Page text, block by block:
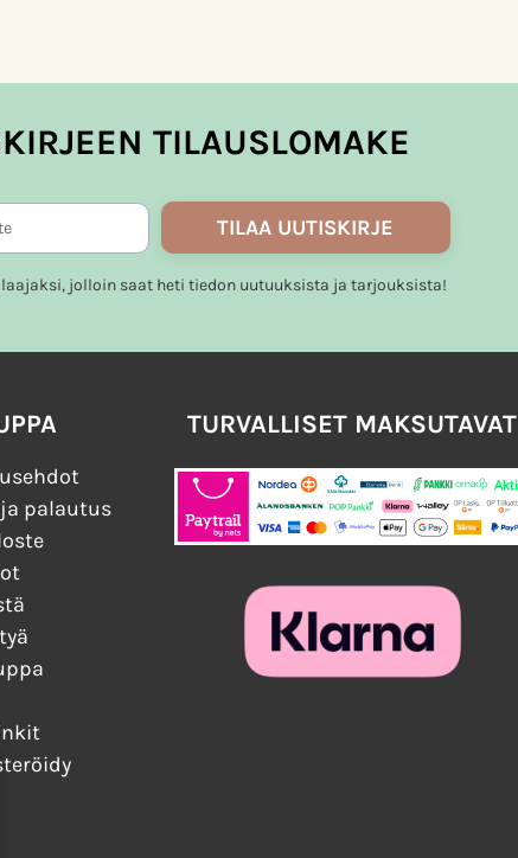
TILAUSLOMAKE
TILAA UUTISKIRJE
jolloin saat heti tiedon uutuuksista ja tarjouksista!
palautus
TURVALLISET MAKSUTAVAT